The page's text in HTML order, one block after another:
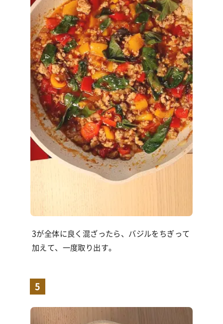
3が全体に良く混ざったら、バジルをちぎって
加えて、一度取り出す。
5